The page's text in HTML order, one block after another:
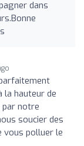
dans
la hauteur de
notre
soucier des
vous polluer le